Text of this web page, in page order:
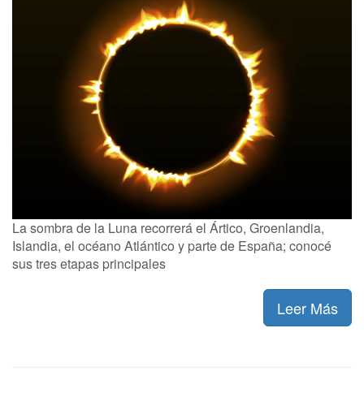
La sombra de la Luna recorrerá el Ártico, Groenlandia,
Islandia, el océano Atlántico y parte de España; conocé
sus tres etapas principales
Leer Más